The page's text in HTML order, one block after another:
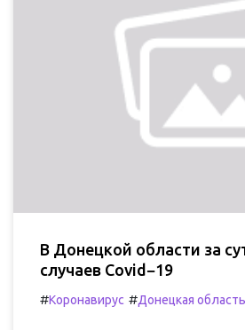
В Донецкой области за
случаев Covid−19
#Коронавирус #Донецкая область